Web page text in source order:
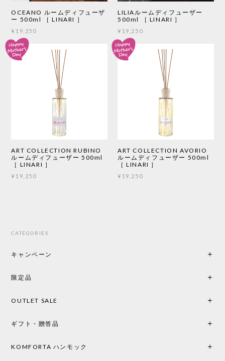
OCEANO ルームディフューザ
ー 500ml ［ LINARI ］
¥19,250
LILIAルームディフューザー
500ml ［ LINARI ］
¥19,250
ART COLLECTION RUBINO
ルームディフューザー 500ml
［ LINARI ］
¥19,250
ART COLLECTION AVORIO
ルームディフューザー 500ml
［ LINARI ］
¥19,250
CATEGORIES
キャンペーン
限定品
OUTLET SALE
ギフト・贈答品
KOMFORTA ハンモック